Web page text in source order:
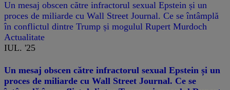
Un mesaj obscen către infractorul sexual Epstein și un
proces de miliarde cu Wall Street Journal. Ce se întâmplă
în conflictul dintre Trump și mogulul Rupert Murdoch
Actualitate
IUL. '25
Un mesaj obscen către infractorul sexual Epstein și un
proces de miliarde cu Wall Street Journal. Ce se